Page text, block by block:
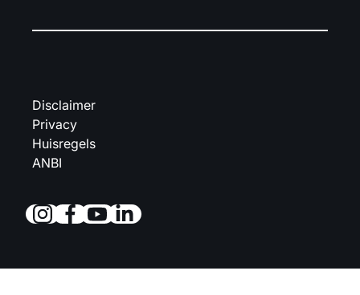
Disclaimer
Privacy
Huisregels
ANBI